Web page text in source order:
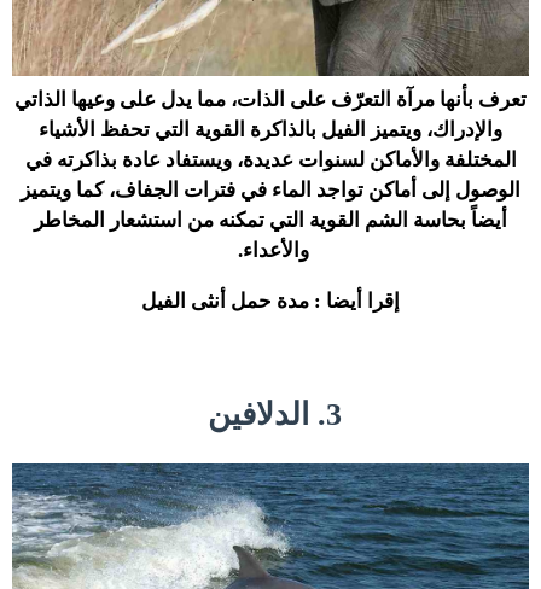
تعرف بأنها مرآة التعرّف على الذات، مما يدل على وعيها الذاتي
والإدراك، ويتميز الفيل بالذاكرة القوية التي تحفظ الأشياء
المختلفة والأماكن لسنوات عديدة، ويستفاد عادة بذاكرته في
الوصول إلى أماكن تواجد الماء في فترات الجفاف، كما ويتميز
أيضاً بحاسة الشم القوية التي تمكنه من استشعار المخاطر
والأعداء.
إقرا أيضا : مدة حمل أنثى الفيل
3. الدلافين